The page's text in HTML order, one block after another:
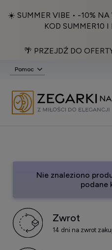
☀️ SUMMER VIBE • -10%
KOD SUMMER10 I
🌴 PRZEJDŹ DO
Pomoc
Nie znaleziono
podane
Zwrot
14 dni na zwrot